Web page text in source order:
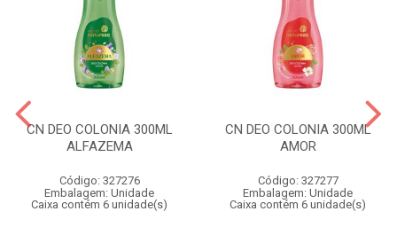
CN DEO COLONIA 300ML
ALFAZEMA
Código: 327276
Embalagem: Unidade
Caixa contém 6 unidade(s)
CN DEO COLONIA 300ML
AMOR
Código: 327277
Embalagem: Unidade
Caixa contém 6 unidade(s)